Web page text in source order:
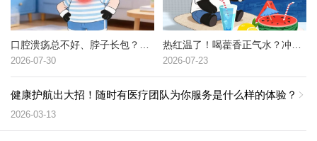
2026-07-30 2026-07-23
健康护航出大招！随时有医疗团队为你服务是什么样的体验？
2026-03-13